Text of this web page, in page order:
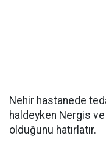
Nehir hastanede
haldeyken Nergis
olduğunu hatırlatır.